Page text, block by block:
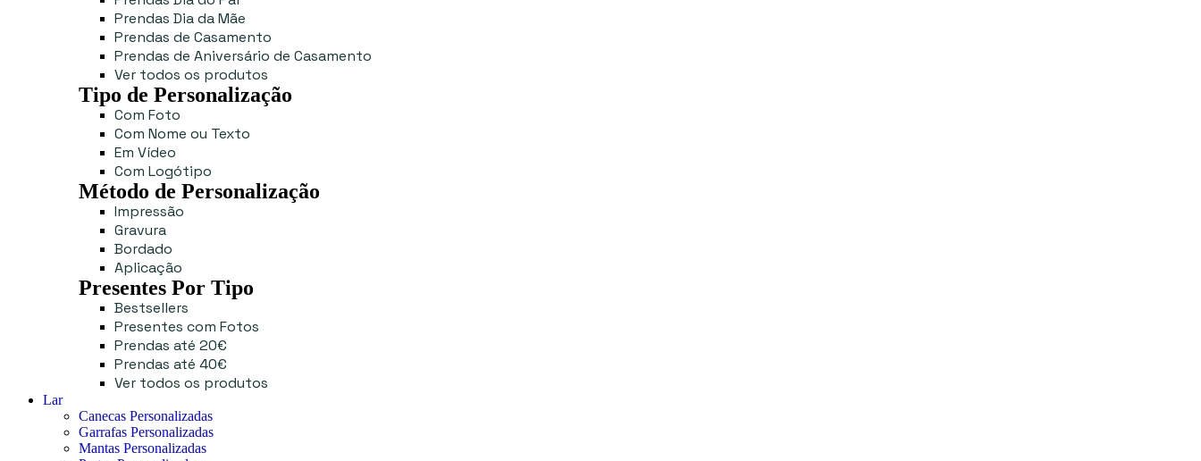
Prendas Dia da Mãe
Prendas de Casamento
Prendas de Aniversário de Casamento
Ver todos os produtos
Tipo de Personalização
Com Foto
Com Nome ou Texto
Em Vídeo
Com Logótipo
Método de Personalização
Impressão
Gravura
Bordado
Aplicação
Presentes Por Tipo
Bestsellers
Presentes com Fotos
Prendas até 20€
Prendas até 40€
Ver todos os produtos
Lar
Canecas Personalizadas
Garrafas Personalizadas
Mantas Personalizadas